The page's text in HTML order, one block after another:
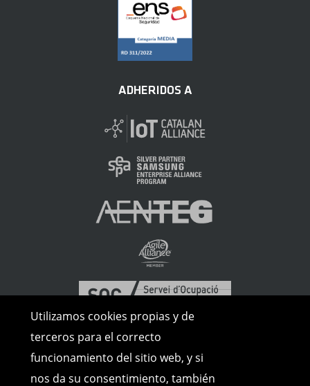
Utilizamos cookies propias y de
terceros para el correcto
funcionamiento del sitio web, y si
nos da su consentimiento, también
ADHERIDOS A